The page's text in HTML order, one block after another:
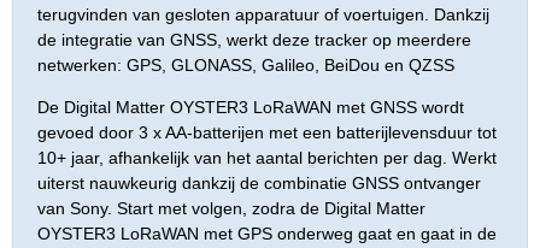
terugvinden van gesloten apparatuur of voertuigen. Dankzij
de integratie van GNSS, werkt deze tracker op meerdere
netwerken: GPS, GLONASS, Galileo, BeiDou en QZSS
De Digital Matter OYSTER3 LoRaWAN met GNSS wordt
gevoed door 3 x AA-batterijen met een batterijlevensduur tot
10+ jaar, afhankelijk van het aantal berichten per dag. Werkt
uiterst nauwkeurig dankzij de combinatie GNSS ontvanger
van Sony. Start met volgen, zodra de Digital Matter
OYSTER3 LoRaWAN met GPS onderweg gaat en gaat in de